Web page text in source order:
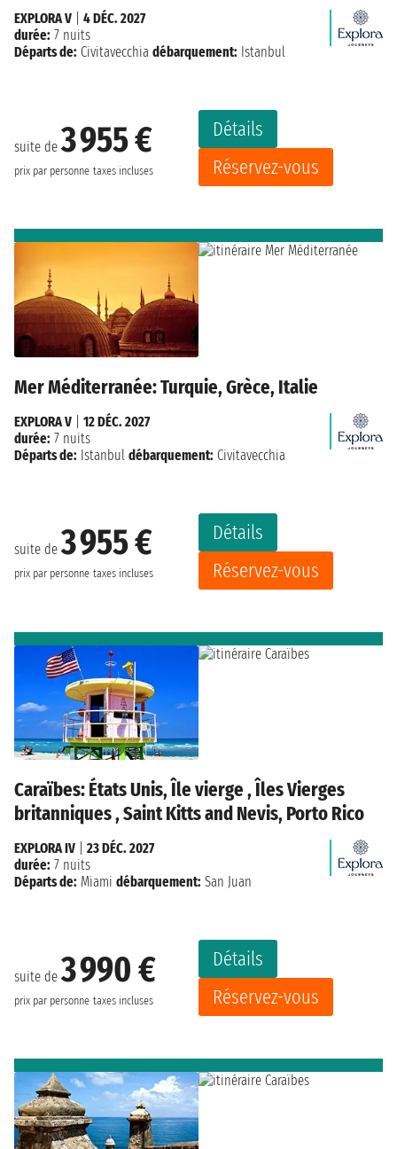
suite de3 955 €
prix par personne taxes incluses
Détails
Réservez-vous
EXPLORA V
4 DÉC. 2027
durée: 7 nuits
Départs de: Civitavecchia débarquement: Istanbul
Mer Méditerranée: Turquie, Grèce, Italie
suite de3 955 €
prix par personne taxes incluses
Détails
Réservez-vous
EXPLORA V
12 DÉC. 2027
durée: 7 nuits
Départs de: Istanbul débarquement: Civitavecchia
Caraïbes: États Unis, Île vierge , Îles Vierges
britanniques , Saint Kitts and Nevis, Porto Rico
suite de3 990 €
prix par personne taxes incluses
Détails
Réservez-vous
EXPLORA IV
23 DÉC. 2027
durée: 7 nuits
Départs de: Miami débarquement: San Juan